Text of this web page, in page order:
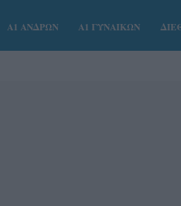
Α1 ΑΝΔΡΩΝ Α1 ΓΥΝΑΙΚΩΝ